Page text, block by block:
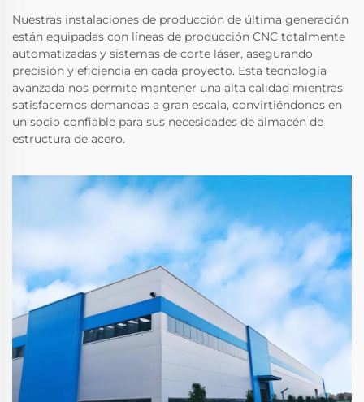
Nuestras instalaciones de producción de última generación
están equipadas con líneas de producción CNC totalmente
automatizadas y sistemas de corte láser, asegurando
precisión y eficiencia en cada proyecto. Esta tecnología
avanzada nos permite mantener una alta calidad mientras
satisfacemos demandas a gran escala, convirtiéndonos en
un socio confiable para sus necesidades de almacén de
estructura de acero.